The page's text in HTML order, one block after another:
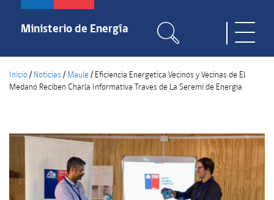
Pasar
contenido
Ministerio de Energía
Inicio/ Noticias / Maule/ Eficiencia Energetica Vecinos y Vecinas de El
Medano Reciben Charla Informativa Traves de La Seremi de Energia